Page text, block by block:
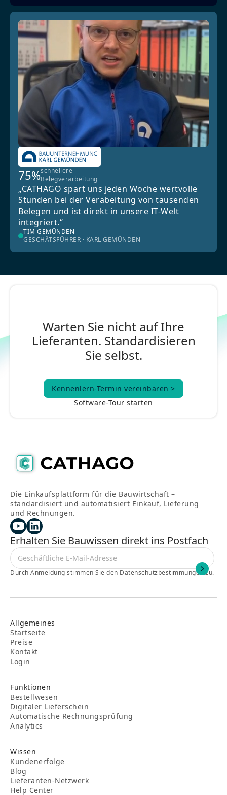
75%schnellere
Belegverarbeitung
„CATHAGO spart uns jeden Woche wertvolle
Stunden bei der Verabeitung von tausenden
Belegen und ist direkt in unsere IT-Welt
integriert.“
TIM GEMÜNDEN
GESCHÄTSFÜHRER · KARL GEMÜNDEN
Warten Sie nicht auf Ihre
Lieferanten. Standardisieren
Sie selbst.
Kennenlern-Termin vereinbaren >
Kennenlern-Termin vereinbaren >
Software-Tour starten
Die Einkaufsplattform für die Bauwirtschaft –
standardisiert und automatisiert Einkauf, Lieferung
und Rechnungen.
Erhalten Sie Bauwissen direkt ins Postfach
Durch Anmeldung stimmen Sie den Datenschutzbestimmungen zu.
Allgemeines
Startseite
Preise
Kontakt
Login
Funktionen
Bestellwesen
Digitaler Lieferschein
Automatische Rechnungsprüfung
Analytics
Wissen
Kundenerfolge
Blog
Lieferanten-Netzwerk
Help Center